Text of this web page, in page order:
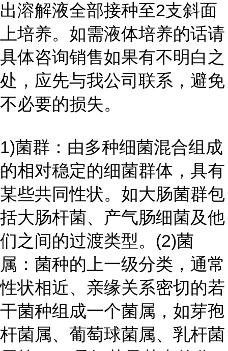
出溶解液全部接种至2支斜面
上培养。如需液体培养的话请
具体咨询销售如果有不明白之
处，应先与我公司联系，避免
不必要的损失。
1)菌群：由多种细菌混合组成
的相对稳定的细菌群体，具有
某些共同性状。如大肠菌群包
括大肠杆菌、产气肠细菌及他
们之间的过渡类型。 (2)菌
属：菌种的上一级分类，通常
性状相近、亲缘关系密切的若
干菌种组成一个菌属，如芽孢
杆菌属、葡萄球菌属、乳杆菌